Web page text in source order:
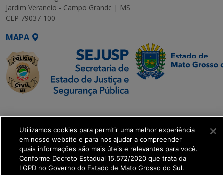
Jardim Veraneio - Campo Grande | MS
CEP 79037-100
MAPA
Executiva de
Transformação Digital
get_footer();
Utilizamos cookies para permitir uma melhor experiência
em nosso website e para nos ajudar a compreender
quais informações são mais úteis e relevantes para você.
Conforme Decreto Estadual 15.572/2020 que trata da
LGPD no Governo do Estado de Mato Grosso do Sul.